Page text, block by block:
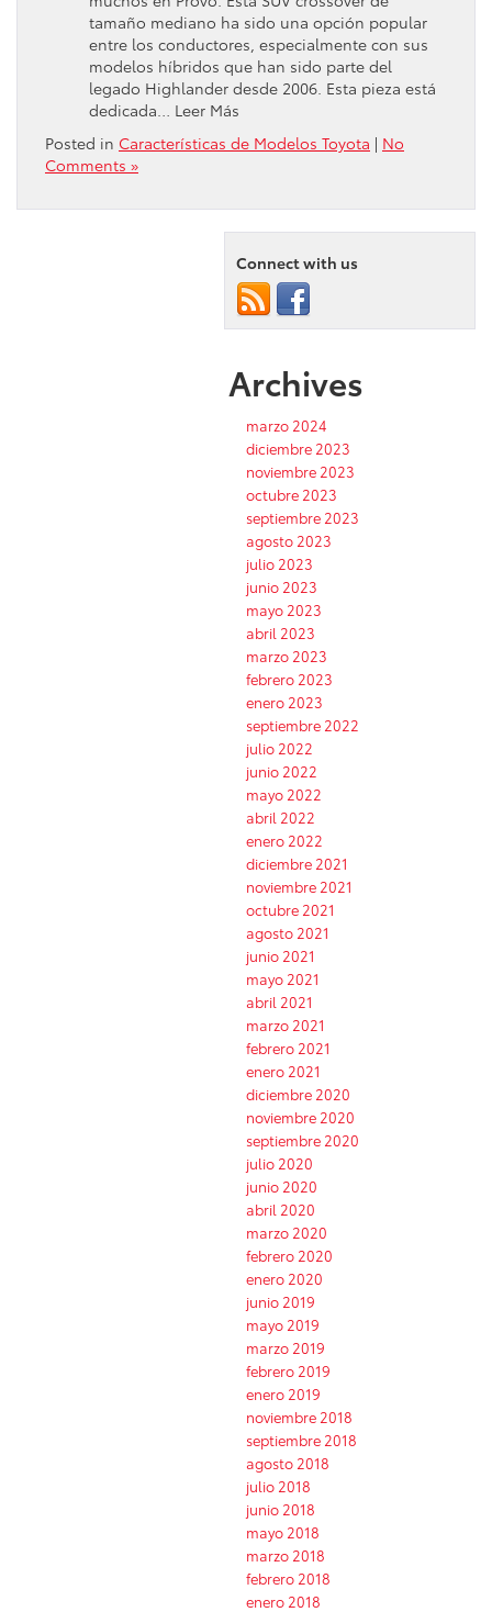
tamaño mediano ha sido una opción popular
entre los conductores, especialmente con sus
modelos híbridos que han sido parte del
legado Highlander desde 2006. Esta pieza está
dedicada… Leer Más
Posted in Características de Modelos Toyota | No
Comments »
Connect with us
Archives
marzo 2024
diciembre 2023
noviembre 2023
octubre 2023
septiembre 2023
agosto 2023
julio 2023
junio 2023
mayo 2023
abril 2023
marzo 2023
febrero 2023
enero 2023
septiembre 2022
julio 2022
junio 2022
mayo 2022
abril 2022
enero 2022
diciembre 2021
noviembre 2021
octubre 2021
agosto 2021
junio 2021
mayo 2021
abril 2021
marzo 2021
febrero 2021
enero 2021
diciembre 2020
noviembre 2020
septiembre 2020
julio 2020
junio 2020
abril 2020
marzo 2020
febrero 2020
enero 2020
junio 2019
mayo 2019
marzo 2019
febrero 2019
enero 2019
noviembre 2018
septiembre 2018
agosto 2018
julio 2018
junio 2018
mayo 2018
marzo 2018
febrero 2018
enero 2018